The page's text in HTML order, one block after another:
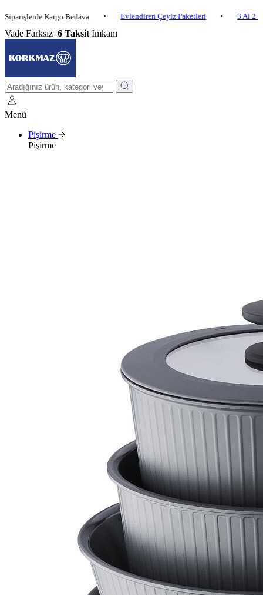
Kargo Bedava • Evlendiren Çeyiz Paketleri • 3 Al 2 Öde
Vade Farksız 6 Taksit İmkanı
Menü
Pişirme
Pişirme